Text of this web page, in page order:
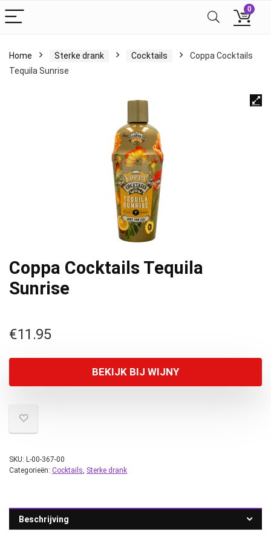
0
Home Sterke drank Cocktails
Coppa Cocktails
Tequila Sunrise
Coppa Cocktails Tequila
Sunrise
€11.95
BEKIJK BIJ WIJNY
SKU: L-00-367-00
Categorieën: Cocktails, Sterke drank
Beschrijving